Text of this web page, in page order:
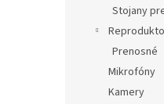
Stojany
Prenosné
Mikrofóny
Kamery